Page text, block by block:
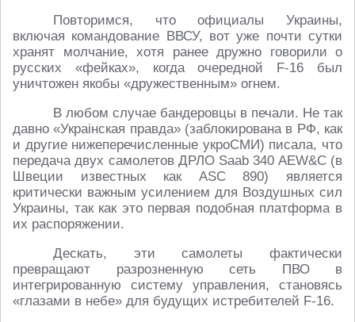
Повторимся, что официалы Украины,
включая командование ВВСУ, вот уже почти сутки
хранят молчание, хотя ранее дружно говорили о
русских «фейках», когда очередной F-16 был
уничтожен якобы «дружественным» огнем.
В любом случае бандеровцы в печали. Не так
давно «Украiнская правда» (заблокирована в РФ, как
и другие нижеперечисленные укроСМИ) писала, что
передача двух самолетов ДРЛО Saab 340 AEW&C (в
Швеции известных как ASC 890) является
критически важным усилением для Воздушных сил
Украины, так как это первая подобная платформа в
их распоряжении.
Дескать, эти самолеты фактически
превращают разрозненную сеть ПВО в
интегрированную систему управления, становясь
«глазами в небе» для будущих истребителей F-16.